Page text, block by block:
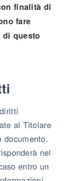
finalità di
fare
di questo
al Titolare
documento.
nel
entro un